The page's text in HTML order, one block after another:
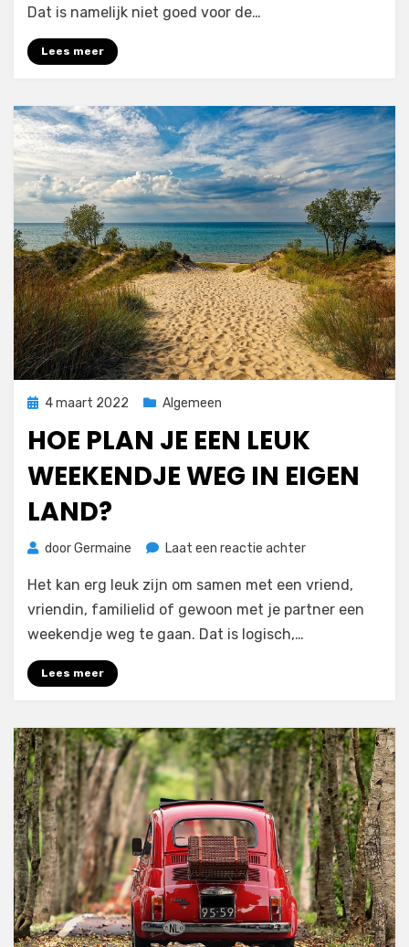
niet
verveelt
Dat is namelijk niet goed voor de…
Lees meer
Geplaatst
4 maart 2022 Algemeen
HOE PLAN JE EEN LEUK
WEEKENDJE WEG IN EIGEN
LAND?
doorGermaine Laat een reactie achterop
plan
je
eigen
land?
Het kan erg leuk zijn om samen met een vriend,
vriendin, familielid of gewoon met je partner een
weekendje weg te gaan. Dat is logisch,…
Lees meer